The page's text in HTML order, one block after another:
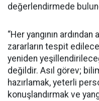
değerlendirmede
“Her yangının ardından
zararların tespit
yeniden
değildir. Asıl görev;
hazırlamak, yeterli
konuşlandırmak ve